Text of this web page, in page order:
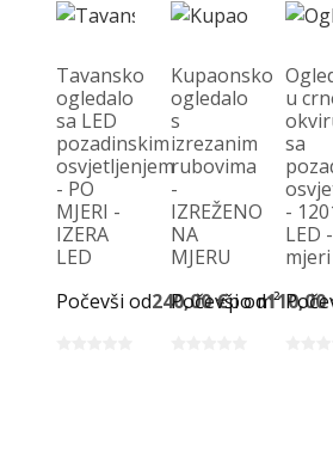
Tavansko
ogledalo
sa LED
pozadinskim
osvjetljenjem
- PO
MJERI -
IZERA
LED
Počevši od240,00 €po m²
Kupaonsko
ogledalo
s
izrezanim
rubovima
-
IZREŽENO
NA
MJERU
Počevši od110,00
u
sa
-
LED
mjeri